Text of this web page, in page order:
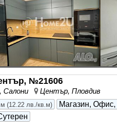
№21606
Салони
Център, Пловдив
(12.22 лв./кв.м)
Магазин, Офис,